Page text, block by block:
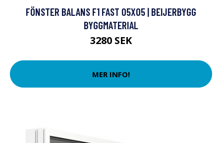
FÖNSTER BALANS F1 FAST 05X05 | BEIJERBYGG
BYGGMATERIAL
3280 SEK
MER INFO!